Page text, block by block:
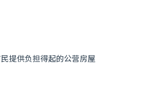
提供负担得起的公营房屋